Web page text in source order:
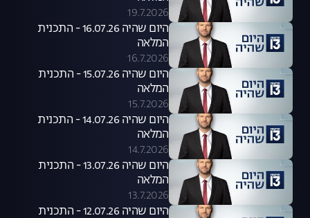
19.7.2026
היום שהיה 16.07.26 - התכנית
המלאה
16.7.2026
היום שהיה 15.07.26 - התכנית
המלאה
15.7.2026
היום שהיה 14.07.26 - התכנית
המלאה
14.7.2026
היום שהיה 13.07.26 - התכנית
המלאה
13.7.2026
היום שהיה 12.07.26 - התכנית